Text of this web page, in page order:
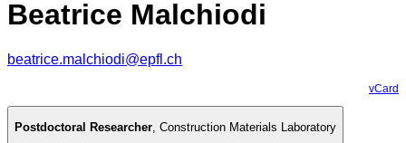
Beatrice Malchiodi
beatrice.malchiodi@epfl.ch
vCard
Postdoctoral Researcher, Construction Materials Laboratory